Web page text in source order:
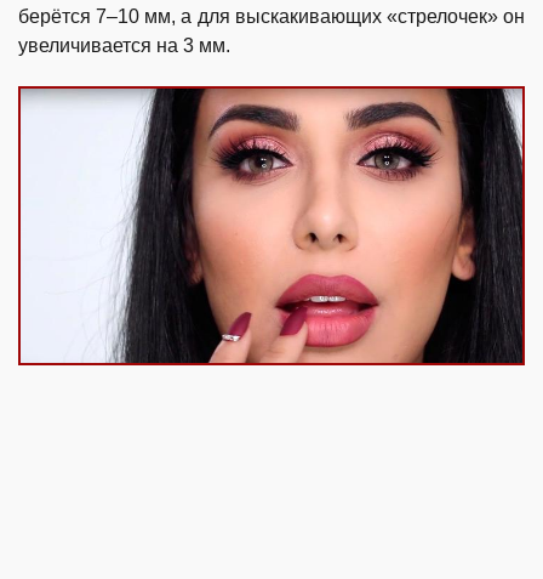
берётся 7–10 мм, а для выскакивающих «стрелочек» он
увеличивается на 3 мм.